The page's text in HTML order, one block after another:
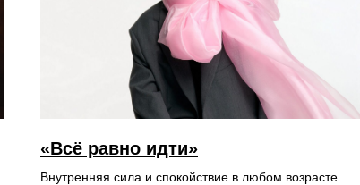
«Всё равно идти»
Внутренняя сила и спокойствие в любом возрасте